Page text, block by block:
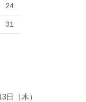
24
31
日（木）